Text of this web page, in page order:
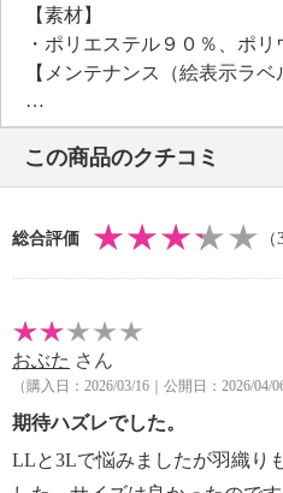
【素材】
・ポリエステル９０％、ポ
【メンテナンス（絵表示ラベ
・手洗い：可
・漂白処理：塩素系・酸素系
・タンブル乾燥：不可
・自然乾燥：日陰の吊り干し
・ドライクリーニング：不可
・ウエットクリーニング：可
＜ベージュ＞
・長時間照射による変退色注
＜ネイビー、ブラック＞
・単品洗い
・水や汗などによる色落ち、
【個体差あり】
この商品のクチコミ
総合評価 （
おぶた さん
（購入日：2026/03/16｜公開日：2026/04/06
期待ハズレでした。
LLと3Lで悩みましたが羽織り